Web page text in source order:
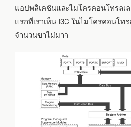
แอปพลิเคชันและไมโครคอนโทรลเ
แรกที่เราเห็น I3C ในไมโครคอนโท
จำนวนขาไม่มาก